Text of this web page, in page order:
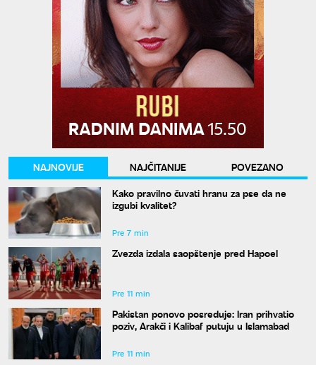
NAJNOVIJE NAJČITANIJE
POVEZANO
Kako pravilno čuvati hranu za pse da ne
izgubi kvalitet?
Pre 7 min
Zvezda izdala saopštenje pred Hapoel
Pre 11 min
Pakistan ponovo posreduje: Iran prihvatio
poziv, Arakči i Kalibaf putuju u Islamabad
Pre 11 min